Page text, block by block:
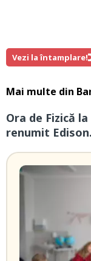
Vezi la întamplare!
Mai multe din
Ora de Fizică
renumit